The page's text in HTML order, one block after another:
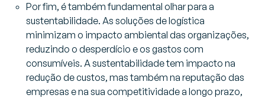
Por fim, é também fundamental olhar para a
sustentabilidade. As soluções de logística
minimizam o impacto ambiental das organizações,
reduzindo o desperdício e os gastos com
consumíveis. A sustentabilidade tem impacto na
redução de custos, mas também na reputação das
empresas e na sua competitividade a longo prazo,